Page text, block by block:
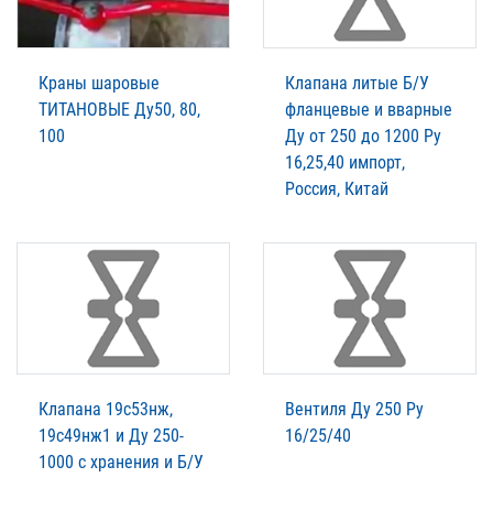
Краны шаровые
ТИТАНОВЫЕ Ду50, 80,
100
Клапана литые Б/У
фланцевые и вварные
Ду от 250 до 1200 Ру
16,25,40 импорт,
Россия, Китай
Клапана 19с53нж,
19с49нж1 и Ду 250-
1000 с хранения и Б/У
Вентиля Ду 250 Ру
16/25/40